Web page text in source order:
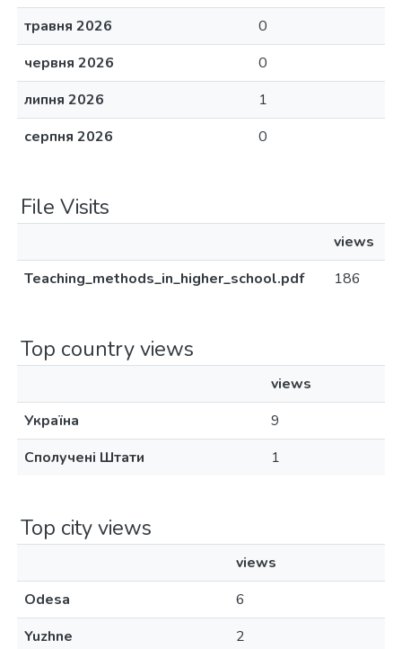
травня 2026
0
червня 2026
0
липня 2026
1
серпня 2026
0
File Visits
views
Teaching_methods_in_higher_school.pdf
186
Top country views
views
Україна
9
Сполучені Штати
1
Top city views
views
Odesa
6
Yuzhne
2